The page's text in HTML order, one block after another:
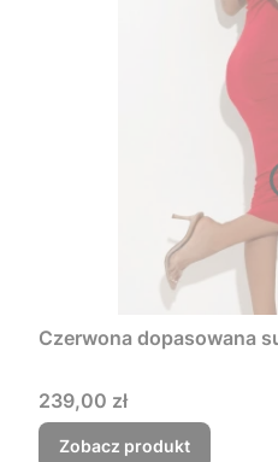
Czerwona dopasowana
Cena
239,00 zł
Zobacz produkt